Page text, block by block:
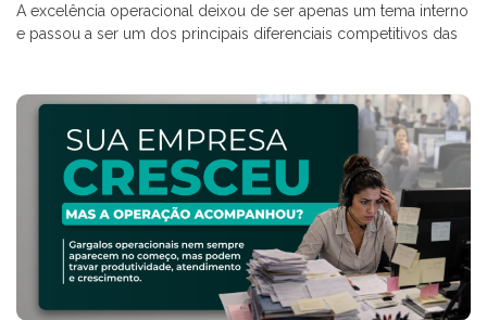
A excelência operacional deixou de ser apenas um tema interno
e passou a ser um dos principais diferenciais competitivos das